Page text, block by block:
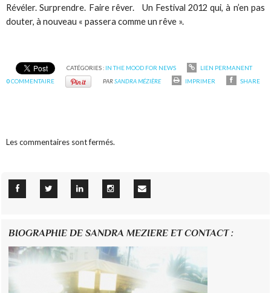
Révéler. Surprendre. Faire rêver. Un Festival 2012 qui, à n’en pas
douter, à nouveau « passera comme un rêve ».
CATÉGORIES : IN THE MOOD FOR NEWS
LIEN PERMANENT
0COMMENTAIRE PARSANDRA MÉZIÈRE IMPRIMER SHARE
Les commentaires sont fermés.
BIOGRAPHIE DE SANDRA MEZIERE ET CONTACT :